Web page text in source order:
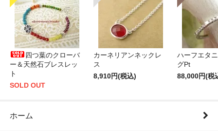
四つ葉のクローバ
ー＆天然石ブレスレッ
ト
SOLD OUT
カーネリアンネックレ
ス
8,910円(税込)
ハーフエタ
グPt
88,000円(税
ホーム